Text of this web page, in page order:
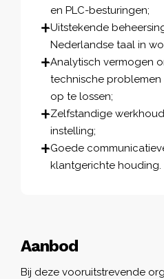
Aanbod
Bij deze vooruitstrevende
en PLC-besturingen;
Uitstekende
Nederlandse taal in
Analytisch vermogen
technische
op te lossen;
Zelfstandige
instelling;
Goede
klantgerichte houding.